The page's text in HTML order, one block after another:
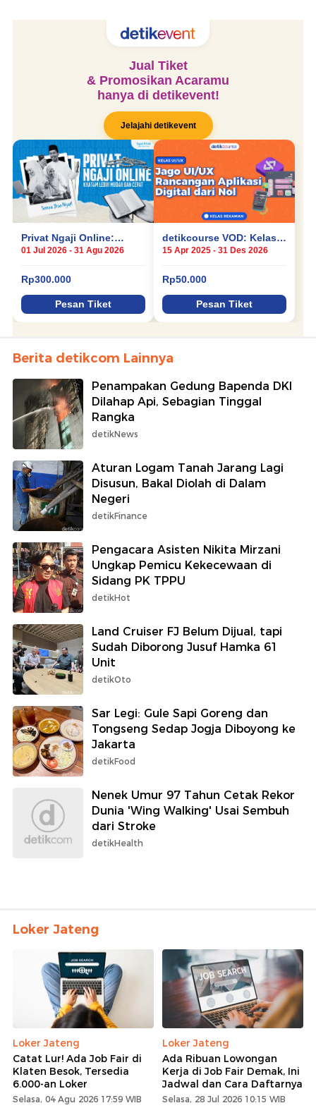
Berita detikcom Lainnya
Penampakan Gedung Bapenda DKI
Dilahap Api, Sebagian Tinggal
Rangka
detikNews
Aturan Logam Tanah Jarang Lagi
Disusun, Bakal Diolah di Dalam
Negeri
detikFinance
Pengacara Asisten Nikita Mirzani
Ungkap Pemicu Kekecewaan di
Sidang PK TPPU
detikHot
Land Cruiser FJ Belum Dijual, tapi
Sudah Diborong Jusuf Hamka 61
Unit
detikOto
Sar Legi: Gule Sapi Goreng dan
Tongseng Sedap Jogja Diboyong ke
Jakarta
detikFood
Nenek Umur 97 Tahun Cetak Rekor
Dunia 'Wing Walking' Usai Sembuh
dari Stroke
detikHealth
Loker Jateng
Loker Jateng
Catat Lur! Ada Job Fair di
Klaten Besok, Tersedia
6.000-an Loker
Selasa, 04 Agu 2026 17:59 WIB
Loker Jateng
Ada Ribuan Lowongan
Kerja di Job Fair Demak, Ini
Jadwal dan Cara Daftarnya
Selasa, 28 Jul 2026 10:15 WIB